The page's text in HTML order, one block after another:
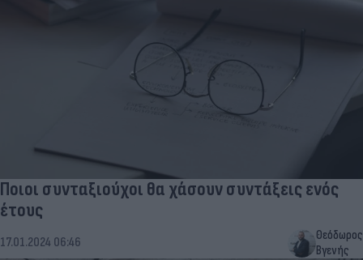
Ποιοι συνταξιούχοι θα χάσουν συντάξεις ενός
έτους
17.01.2024 06:46
Θεόδωρος
Βγενής